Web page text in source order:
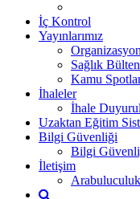
İç Kontrol
Yayınlarımız
Sağlık
Kamu
İhaleler
İhale
Uzaktan Eğitim
Bilgi Güvenliği
Bilgi
İletişim